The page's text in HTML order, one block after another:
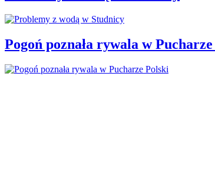
Pogoń poznała rywala w